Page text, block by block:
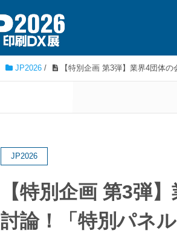
JP2026 / 【特別企画 第3弾】業界4団体
JP2026
【特別企画 第3弾
討論！「特別パネ